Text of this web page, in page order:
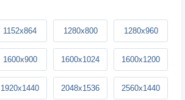
1152x864 1280x800 1280x960
1600x900 1600x1024 1600x1200
1920x1440 2048x1536 2560x1440